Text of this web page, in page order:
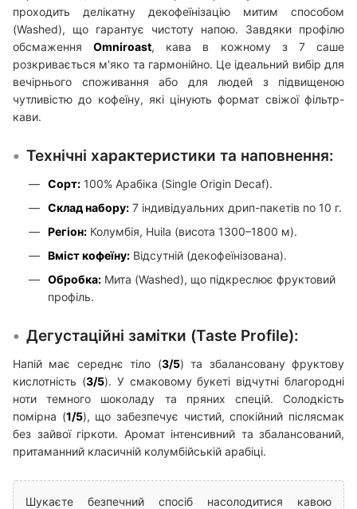
проходить делікатну декофеїнізацію митим способом
(Washed), що гарантує чистоту напою. Завдяки профілю
обсмаженняOmniroast, кава в кожному з 7 саше
розкривається м'яко та гармонійно. Це ідеальний вибір для
вечірнього споживання або для людей з підвищеною
чутливістю до кофеїну, які цінують формат свіжої фільтр-
кави.
Технічні характеристики та наповнення:
Сорт: 100% Арабіка (Single Origin Decaf).
Склад набору: 7 індивідуальних дрип-пакетів по 10 г.
Регіон: Колумбія, Huila (висота 1300–1800 м).
Вміст кофеїну: Відсутній (декофеїнізована).
Обробка: Мита (Washed), що підкреслює фруктовий
профіль.
Дегустаційні замітки (Taste Profile):
Напій має середнє тіло (3/5) та збалансовану фруктову
кислотність (3/5). У смаковому букеті відчутні благородні
ноти темного шоколаду та пряних спецій. Солодкість
помірна (1/5), що забезпечує чистий, спокійний післясмак
без зайвої гіркоти. Аромат інтенсивний та збалансований,
притаманний класичній колумбійській арабіці.
Шукаєте безпечний спосіб насолодитися кавою